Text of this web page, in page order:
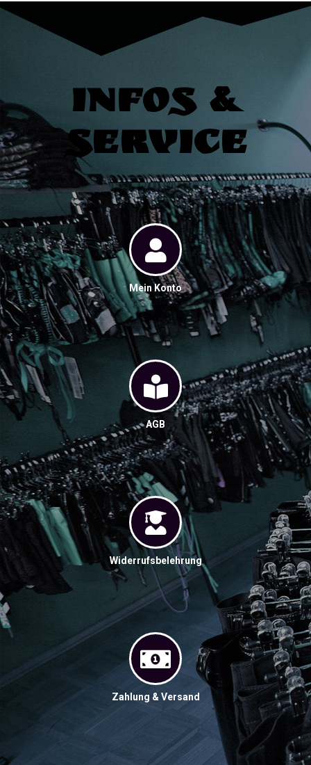
Infos &
Service
Mein Konto
AGB
Widerrufsbelehrung
Zahlung & Versand